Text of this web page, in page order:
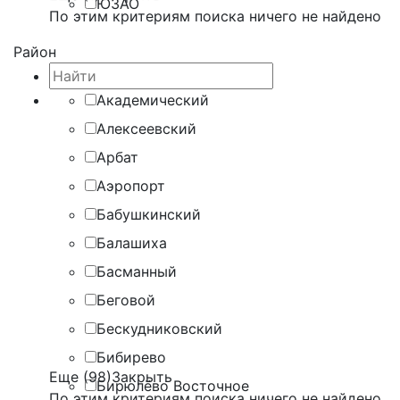
ЮЗАО
По этим критериям поиска ничего не найдено
Район
Академический
Алексеевский
Арбат
Аэропорт
Бабушкинский
Балашиха
Басманный
Беговой
Бескудниковский
Бибирево
Бирюлёво Восточное
Еще (98)Закрыть